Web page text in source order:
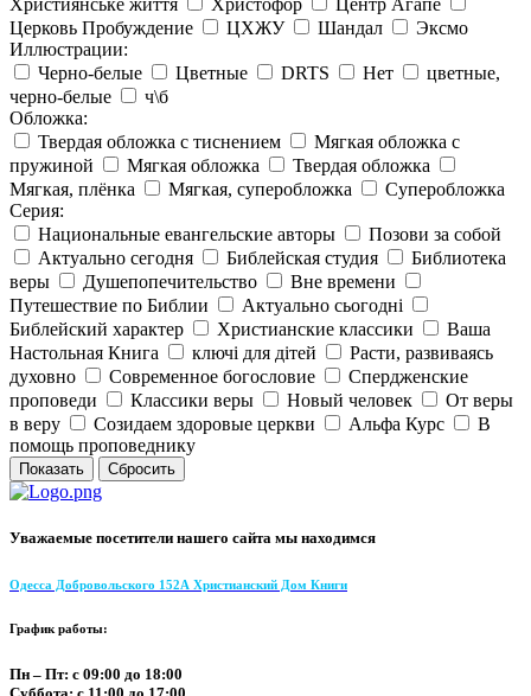
Християнське життя
Христофор
Центр Агапе
Церковь Пробуждение
ЦХЖУ Шандал
Эксмо
Иллюстрации:
Черно-белые
Цветные DRTS Нет
цветные,
черно-белые
ч\б
Обложка:
Твердая обложка с тиснением
Мягкая обложка с
пружиной
Мягкая обложка
Твердая обложка
Мягкая, плёнка
Мягкая, суперобложка
Суперобложка
Серия:
Национальные евангельские авторы
Позови за собой
Актуально сегодня
Библейская студия
Библиотека
веры
Душепопечительство
Вне времени
Путешествие по Библии
Актуально сьогодні
Библейский характер
Христианские классики
Ваша
Настольная Книга
ключі для дітей
Расти, развиваясь
духовно
Современное богословие
Спердженские
проповеди
Классики веры Новый человек
От веры
в веру
Созидаем здоровые церкви Альфа Курс
В
помощь проповеднику
Уважаемые посетители нашего сайта мы находимся
Одесса Добровольского 152А Христианский Дом Книги
График работы:
Пн – Пт: с 09:00 до 18:00